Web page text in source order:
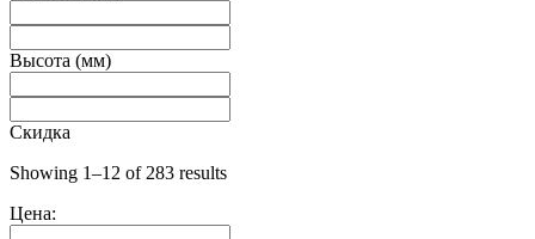
Высота (мм)
Скидка
Showing 1–12 of 283 results
Цена: